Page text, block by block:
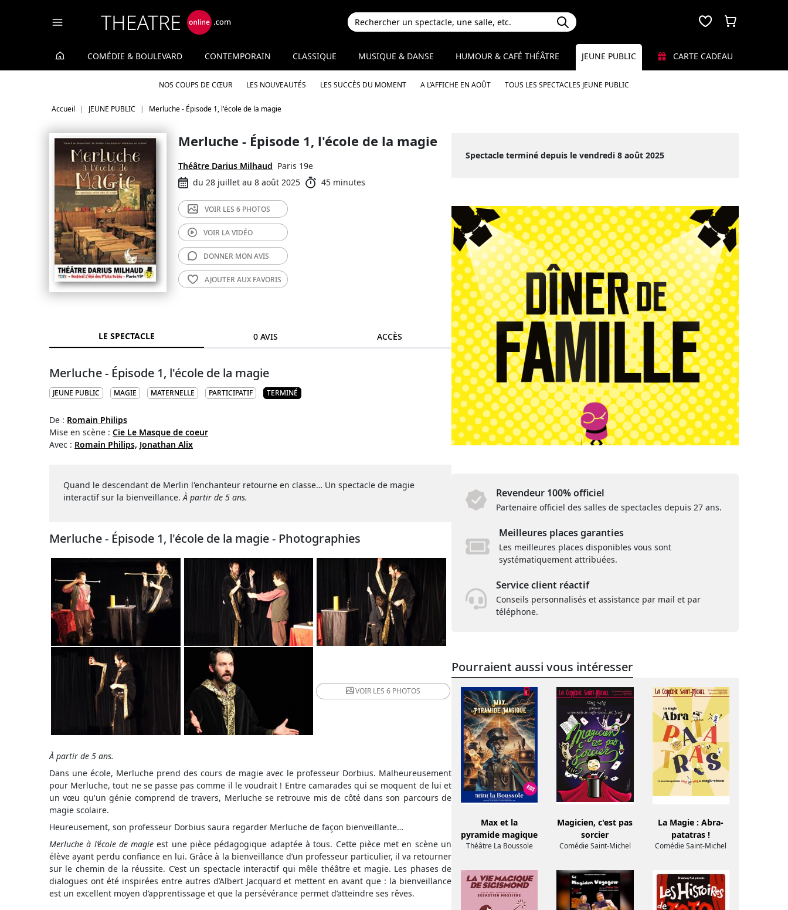
COMÉDIE & BOULEVARD CONTEMPORAIN CLASSIQUE MUSIQUE & DANSE HUMOUR & CAFÉ THÉÂTRE JEUNE PUBLIC
NOS COUPS DE CŒUR LES NOUVEAUTÉS LES SUCCÈS DU MOMENT A L’AFFICHE EN AOÛT TOUS LES SPECTACLES JEUNE PUBLIC
CARTE CADEAU
Accueil JEUNE PUBLIC Merluche - Épisode 1, l'école de la magie
Merluche - Épisode 1, l'école de la magie
Théâtre Darius Milhaud Paris 19e
du 28 juillet au 8 août 2025
45 minutes
VOIR LES 6 PHOTOS
VOIR LAVIDÉO
DONNER MON AVIS
AJOUTER AUX FAVORIS
LE SPECTACLE 0 AVIS ACCÈS
Merluche - Épisode 1, l'école de la magie
JEUNE PUBLIC MAGIE MATERNELLE PARTICIPATIF TERMINÉ
De : Romain Philips
Mise en scène : Cie Le Masque de coeur
Avec : Romain Philips, Jonathan Alix
Quand le descendant de Merlin l'enchanteur retourne en classe… Un spectacle de magie
interactif sur la bienveillance.À partir de 5 ans.
Merluche - Épisode 1, l'école de la magie - Photographies
VOIR LES6 PHOTOS
À partir de 5 ans.
Dans une école, Merluche prend des cours de magie avec le professeur Dorbius. Malheureusement
pour Merluche, tout ne se passe pas comme il le voudrait ! Entre camarades qui se moquent de lui et
un vœu qu'un génie comprend de travers, Merluche se retrouve mis de côté dans son parcours de
magie scolaire.
Heureusement, son professeur Dorbius saura regarder Merluche de façon bienveillante…
Merluche à l’école de magie est une pièce pédagogique adaptée à tous. Cette pièce met en scène un
élève ayant perdu confiance en lui. Grâce à la bienveillance d’un professeur particulier, il va retourner
sur le chemin de la réussite. C’est un spectacle interactif qui mêle théâtre et magie. Les phases de
dialogues ont été inspirées entre autres d’Albert Jacquard et mettent en avant que : la bienveillance
est un excellent moyen d’apprentissage et que la persévérance permet d’atteindre ses rêves.
Spectacle terminé depuis le vendredi 8 août 2025
Revendeur 100% officiel
Partenaire officiel des salles de spectacles depuis 27 ans.
Meilleures places garanties
Les meilleures places disponibles vous sont
systématiquement attribuées.
Service client réactif
Conseils personnalisés et assistance par mail et par
téléphone.
Pourraient aussi vous intéresser
Max et la
pyramide magique
Théâtre La Boussole
Magicien, c'est pas
sorcier
Comédie Saint-Michel
La Magie : Abra-
patatras !
Comédie Saint-Michel